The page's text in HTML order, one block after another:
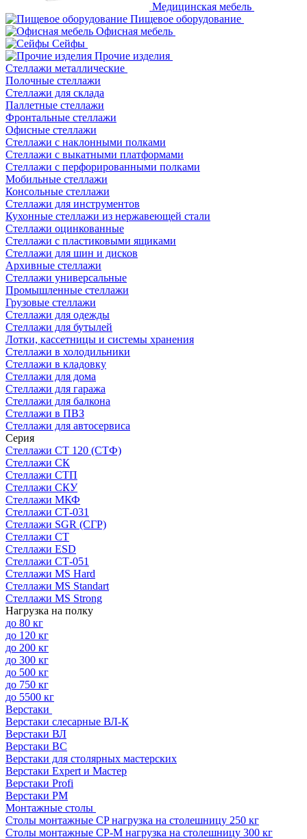
Медицинская мебель
Пищевое оборудование
Офисная мебель
Сейфы
Прочие изделия
Стеллажи металлические
Полочные стеллажи
Стеллажи для склада
Паллетные стеллажи
Фронтальные стеллажи
Офисные стеллажи
Стеллажи с наклонными полками
Стеллажи с выкатными платформами
Стеллажи с перфорированными полками
Мобильные стеллажи
Консольные стеллажи
Стеллажи для инструментов
Кухонные стеллажи из нержавеющей стали
Стеллажи оцинкованные
Стеллажи с пластиковыми ящиками
Стеллажи для шин и дисков
Архивные стеллажи
Стеллажи универсальные
Промышленные стеллажи
Грузовые стеллажи
Стеллажи для одежды
Стеллажи для бутылей
Лотки, кассетницы и системы хранения
Стеллажи в холодильники
Стеллажи в кладовку
Стеллажи для дома
Стеллажи для гаража
Стеллажи для балкона
Стеллажи в ПВЗ
Стеллажи для автосервиса
Серия
Стеллажи СТ 120 (СТФ)
Стеллажи СК
Стеллажи СТП
Стеллажи СКУ
Стеллажи МКФ
Стеллажи СТ-031
Стеллажи SGR (СГР)
Стеллажи СТ
Стеллажи ESD
Стеллажи СТ-051
Стеллажи MS Hard
Стеллажи MS Standart
Стеллажи MS Strong
Нагрузка на полку
до 80 кг
до 120 кг
до 200 кг
до 300 кг
до 500 кг
до 750 кг
до 5500 кг
Верстаки
Верстаки слесарные ВЛ-К
Верстаки ВЛ
Верстаки ВС
Верстаки для столярных мастерских
Верстаки Expert и Мастер
Верстаки Profi
Верстаки РМ
Монтажные столы
Столы монтажные СP нагрузка на столешницу 250 кг
Столы монтажные СР-М нагрузка на столешницу 300 кг